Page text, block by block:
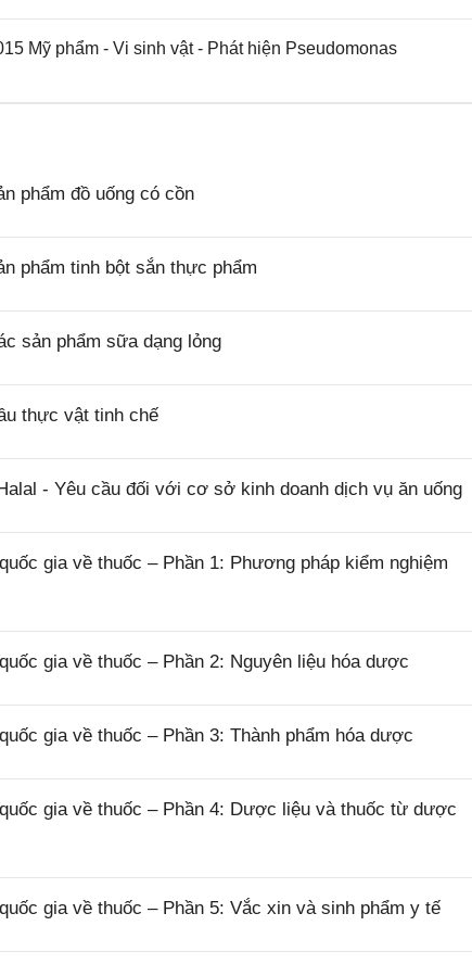
Mỹ phẩm - Vi sinh vật - Phát hiện Pseudomonas
phẩm đồ uống có cồn
phẩm tinh bột sắn thực phẩm
sản phẩm sữa dạng lỏng
thực vật tinh chế
- Yêu cầu đối với cơ sở kinh doanh dịch vụ ăn uống
gia về thuốc – Phần 1: Phương pháp kiểm nghiệm
gia về thuốc – Phần 2: Nguyên liệu hóa dược
gia về thuốc – Phần 3: Thành phẩm hóa dược
gia về thuốc – Phần 4: Dược liệu và thuốc từ dược
gia về thuốc – Phần 5: Vắc xin và sinh phẩm y tế